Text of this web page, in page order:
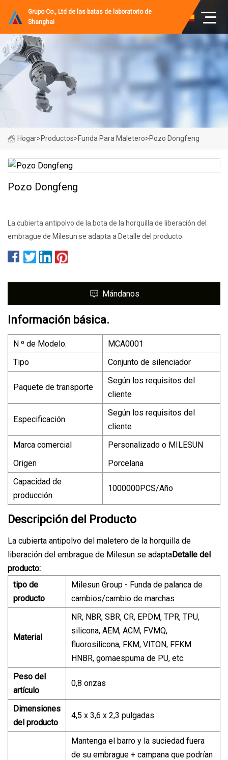
Grupo Co., Ltd de las batas de laboratorio de
Shanghai
Hogar>Productos>Funda Para Maletero>Pozo Dongfeng
Pozo Dongfeng
La cubierta antipolvo de la bota de la horquilla de liberación del
embrague de Milesun se adapta a Detalle del producto:
Mándanos
Información básica.
N º de Modelo.
MCA0001
Tipo
Conjunto de silenciador
Paquete de transporte
Según los requisitos del
cliente
Especificación
Según los requisitos del
cliente
Marca comercial
Personalizado o MILESUN
Origen
Porcelana
Capacidad de
producción
1000000PCS/Año
Descripción del Producto
La cubierta antipolvo del maletero de la horquilla de
liberación del embrague de Milesun se adaptaDetalle del
producto:
tipo de
producto
Milesun Group - Funda de palanca de
cambios/cambio de marchas
Material
NR, NBR, SBR, CR, EPDM, TPR, TPU,
silicona, AEM, ACM, FVMQ,
fluorosilicona, FKM, VITON, FFKM
HNBR, gomaespuma de PU, etc.
Peso del
artículo
0,8 onzas
Dimensiones
del producto
4,5 x 3,6 x 2,3 pulgadas
Mantenga el barro y la suciedad fuera
de su embrague + campana que podrían